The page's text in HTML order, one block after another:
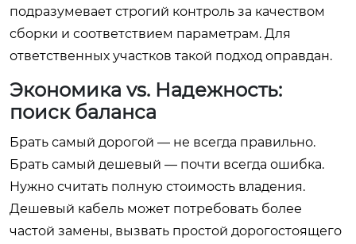
подразумевает строгий контроль за качеством
сборки и соответствием параметрам. Для
ответственных участков такой подход оправдан.
Экономика vs. Надежность:
поиск баланса
Брать самый дорогой — не всегда правильно.
Брать самый дешевый — почти всегда ошибка.
Нужно считать полную стоимость владения.
Дешевый кабель может потребовать более
частой замены, вызвать простой дорогостоящего